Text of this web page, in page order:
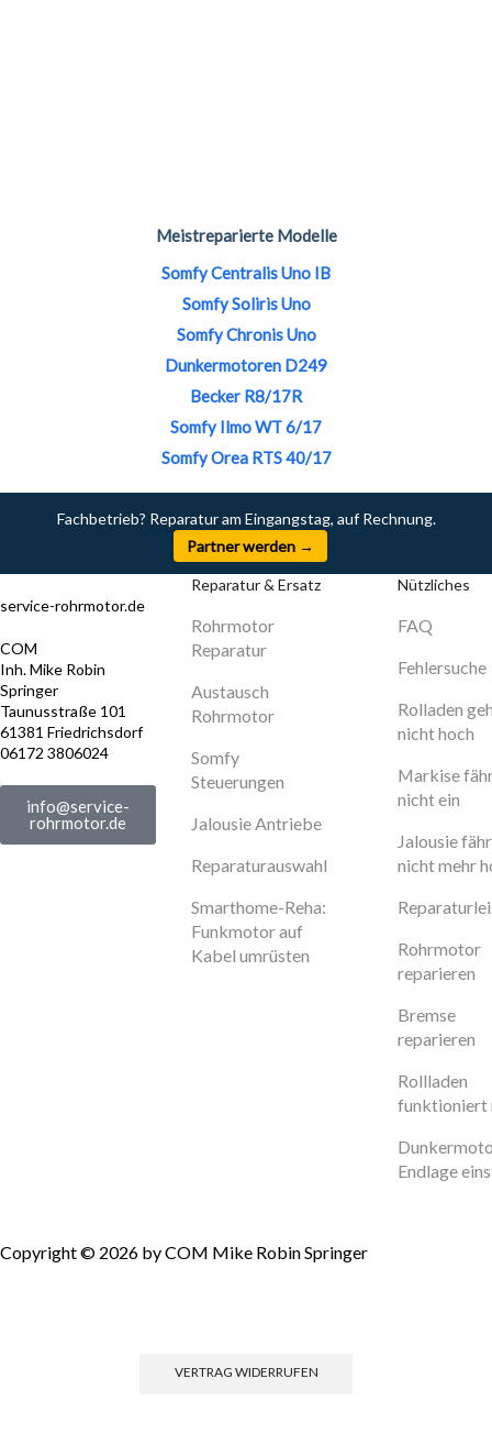
Meistreparierte Modelle
Somfy Centralis Uno IB
Somfy Soliris Uno
Somfy Chronis Uno
Dunkermotoren D249
Becker R8/17R
Somfy Ilmo WT 6/17
Somfy Orea RTS 40/17
Fachbetrieb? Reparatur am Eingangstag, auf Rechnung.
Partner werden →
service-rohrmotor.de
COM
Inh. Mike Robin
Springer
Taunusstraße 101
61381 Friedrichsdorf
06172 3806024
info@service-
rohrmotor.de
Reparatur & Ersatz
Rohrmotor
Reparatur
Austausch
Rohrmotor
Somfy
Steuerungen
Jalousie Antriebe
Reparaturauswahl
Smarthome-Reha:
Funkmotor auf
Kabel umrüsten
Nützliches
FAQ
Fehlersuche
Rolladen
nicht hoch
Markise
nicht ein
Jalousie
nicht mehr
Rohrmotor
reparieren
Bremse
reparieren
Rollladen
funktioniert
Endlage
Copyright © 2026 by COM Mike Robin Springer
VERTRAG WIDERRUFEN